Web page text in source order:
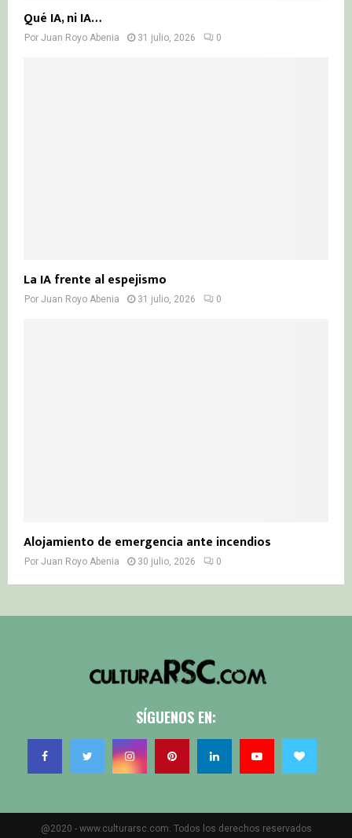
Qué IA, ni IA…
Por Juan Royo Abenia 31 julio, 2026 0
La IA frente al espejismo
Por Juan Royo Abenia 31 julio, 2026 0
Alojamiento de emergencia ante incendios
Por Juan Royo Abenia 30 julio, 2026 0
SÍGUENOS EN:
@2020 - www.culturarsc.com. Todos los derechos reservados